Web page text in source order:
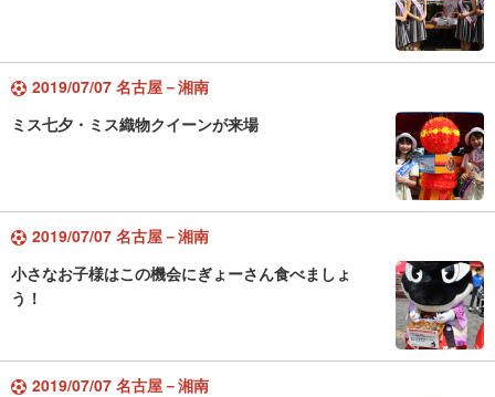
2019/07/07 名古屋－湘南
ミス七夕・ミス織物クイーンが来場
2019/07/07 名古屋－湘南
小さなお子様はこの機会にぎょーさん食べましょ
う！
2019/07/07 名古屋－湘南